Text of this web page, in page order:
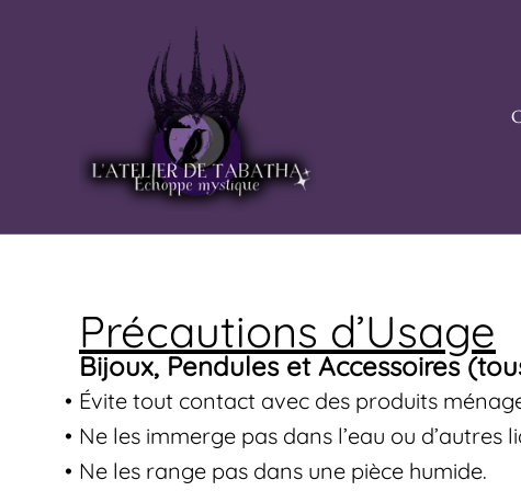
Précautions d’Usage
Bijoux, Pendules et Accessoires
Évite tout contact avec des produits
Ne les immerge pas dans l’eau ou d’autres
Ne les range pas dans une pièce humide.